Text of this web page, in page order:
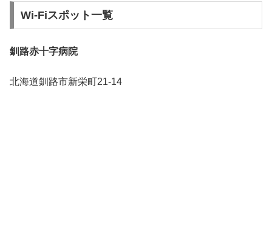
Wi-Fiスポット一覧
釧路赤十字病院
北海道釧路市新栄町21-14